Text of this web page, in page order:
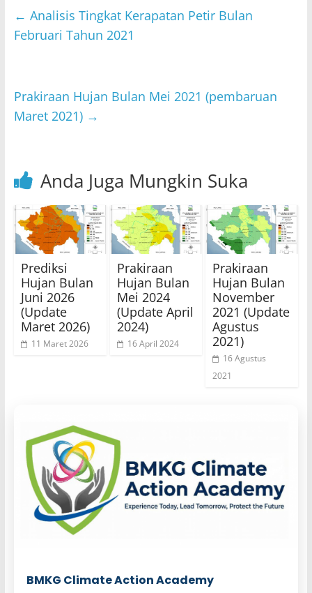
s
A
er e
b
k
l
← Analisis Tingkat Kerapatan Petir Bulan
Februari Tahun 2021
Prakiraan Hujan Bulan Mei 2021 (pembaruan
Maret 2021) →
Anda Juga Mungkin Suka
Prediksi
Hujan Bulan
Juni 2026
(Update
Maret 2026)
11 Maret 2026
Prakiraan
Hujan Bulan
Mei 2024
(Update April
2024)
16 April 2024
Prakiraan
Hujan Bulan
November
2021 (Update
Agustus
2021)
16 Agustus
2021
BMKG Climate Action Academy